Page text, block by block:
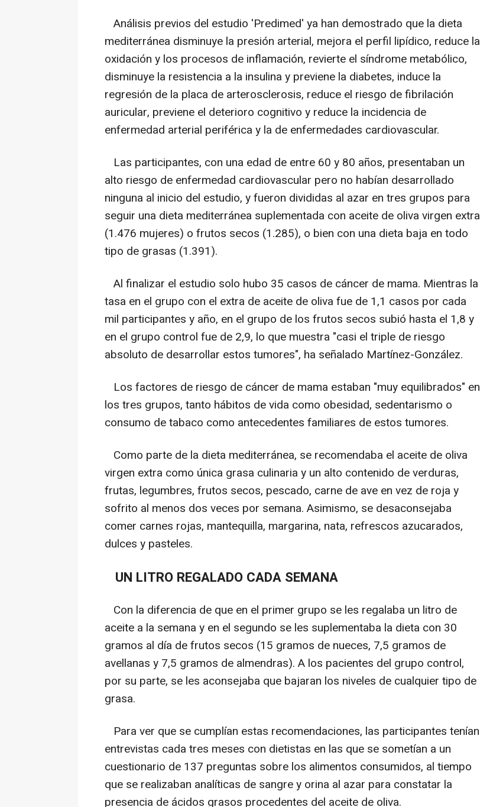
Análisis previos del estudio 'Predimed' ya han demostrado que la dieta
mediterránea disminuye la presión arterial, mejora el perfil lipídico, reduce la
oxidación y los procesos de inflamación, revierte el síndrome metabólico,
disminuye la resistencia a la insulina y previene la diabetes, induce la
regresión de la placa de arterosclerosis, reduce el riesgo de fibrilación
auricular, previene el deterioro cognitivo y reduce la incidencia de
enfermedad arterial periférica y la de enfermedades cardiovascular.
Las participantes, con una edad de entre 60 y 80 años, presentaban un
alto riesgo de enfermedad cardiovascular pero no habían desarrollado
ninguna al inicio del estudio, y fueron divididas al azar en tres grupos para
seguir una dieta mediterránea suplementada con aceite de oliva virgen extra
(1.476 mujeres) o frutos secos (1.285), o bien con una dieta baja en todo
tipo de grasas (1.391).
Al finalizar el estudio solo hubo 35 casos de cáncer de mama. Mientras la
tasa en el grupo con el extra de aceite de oliva fue de 1,1 casos por cada
mil participantes y año, en el grupo de los frutos secos subió hasta el 1,8 y
en el grupo control fue de 2,9, lo que muestra "casi el triple de riesgo
absoluto de desarrollar estos tumores", ha señalado Martínez-González.
Los factores de riesgo de cáncer de mama estaban "muy equilibrados" en
los tres grupos, tanto hábitos de vida como obesidad, sedentarismo o
consumo de tabaco como antecedentes familiares de estos tumores.
Como parte de la dieta mediterránea, se recomendaba el aceite de oliva
virgen extra como única grasa culinaria y un alto contenido de verduras,
frutas, legumbres, frutos secos, pescado, carne de ave en vez de roja y
sofrito al menos dos veces por semana. Asimismo, se desaconsejaba
comer carnes rojas, mantequilla, margarina, nata, refrescos azucarados,
dulces y pasteles.
UN LITRO REGALADO CADA SEMANA
Con la diferencia de que en el primer grupo se les regalaba un litro de
aceite a la semana y en el segundo se les suplementaba la dieta con 30
gramos al día de frutos secos (15 gramos de nueces, 7,5 gramos de
avellanas y 7,5 gramos de almendras). A los pacientes del grupo control,
por su parte, se les aconsejaba que bajaran los niveles de cualquier tipo de
grasa.
Para ver que se cumplían estas recomendaciones, las participantes tenían
entrevistas cada tres meses con dietistas en las que se sometían a un
cuestionario de 137 preguntas sobre los alimentos consumidos, al tiempo
que se realizaban analíticas de sangre y orina al azar para constatar la
presencia de ácidos grasos procedentes del aceite de oliva.